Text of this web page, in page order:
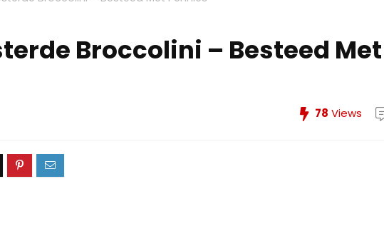
Broccolini – Besteed Met
78 Views